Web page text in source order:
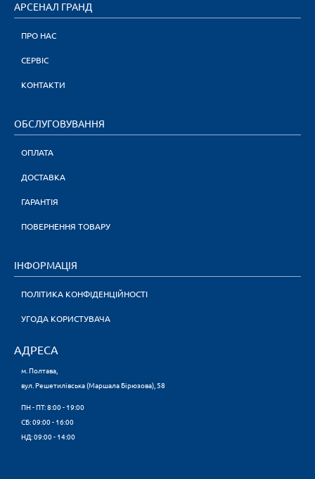
АРСЕНАЛ ГРАНД
ПРО НАС
СЕРВІС
КОНТАКТИ
ОБСЛУГОВУВАННЯ
ОПЛАТА
ДОСТАВКА
ГАРАНТІЯ
ПОВЕРНЕННЯ ТОВАРУ
ІНФОРМАЦІЯ
ПОЛІТИКА КОНФІДЕНЦІЙНОСТІ
УГОДА КОРИСТУВАЧА
АДРЕСА
м. Полтава,
вул. Решетилівська (Маршала Бірюзова), 58
ПН - ПТ: 8:00 - 19:00
CБ: 09:00 - 16:00
НД: 09:00 - 14:00